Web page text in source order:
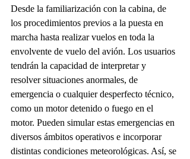
Desde la familiarización con la cabina, de
los procedimientos previos a la puesta en
marcha hasta realizar vuelos en toda la
envolvente de vuelo del avión. Los usuarios
tendrán la capacidad de interpretar y
resolver situaciones anormales, de
emergencia o cualquier desperfecto técnico,
como un motor detenido o fuego en el
motor. Pueden simular estas emergencias en
diversos ámbitos operativos e incorporar
distintas condiciones meteorológicas. Así, se